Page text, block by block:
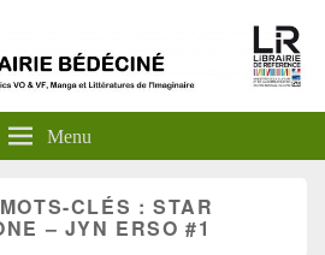
Menu
CLÉS :STAR
– JYN ERSO #1